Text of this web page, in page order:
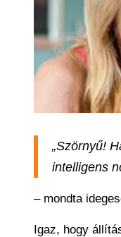
„Szörnyű!
intelligens
– mondta
Igaz, hogy